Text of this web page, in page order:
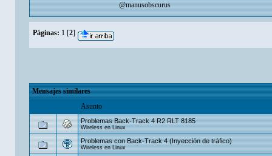
@manusobscurus
Páginas: 1 [2]
Mensajes similares
Asunto
Problemas Back-Track 4 R2 RLT 8185
Wireless en Linux
Problemas con Back-Track 4 (Inyección de tráfico)
Wireless en Linux